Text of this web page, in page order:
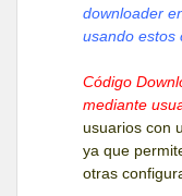
downloader
usando estos
Código
mediante
usuarios con
ya que
otras